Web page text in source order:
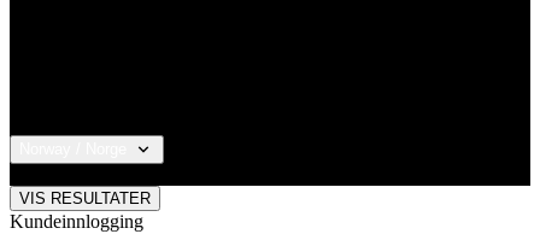
VIS RESULTATER
Kundeinnlogging